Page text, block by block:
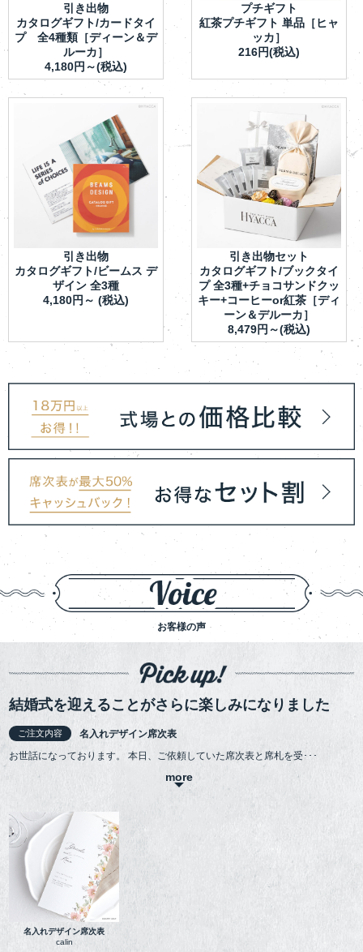
引き出物
カタログギフト/カードタイ
プ 全4種類［ディーン＆デ
ルーカ］
4,180円～(税込)
プチギフト
紅茶プチギフト 単品［ヒャ
ッカ］
216円(税込)
引き出物
カタログギフト/ビームス デ
ザイン 全3種
4,180円～ (税込)
引き出物セット
カタログギフト/ブックタイ
プ 全3種+チョコサンドクッ
キー+コーヒーor紅茶［ディ
ーン＆デルーカ］
8,479円～(税込)
お客様の声
結婚式を迎えることがさらに楽しみになりました
ご注文内容
名入れデザイン席次表
お世話になっております。 本日、ご依頼していた席次表と席札を受 ･･･
more
名入れデザイン席次表
calin